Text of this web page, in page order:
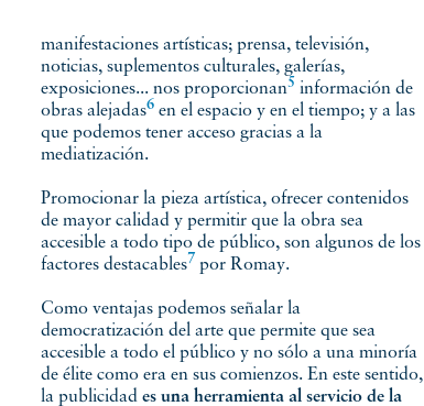
manifestaciones artísticas; prensa, televisión,
noticias, suplementos culturales, galerías,
exposiciones...nos proporcionan5 información de
obrasalejadas6 en el espacio y en el tiempo; y a las
que podemos tener acceso gracias a la
mediatización.
Promocionar la pieza artística, ofrecer contenidos
de mayor calidad y permitir que la obra sea
accesible a todo tipo de público, son algunos de los
factoresdestacables7 por Romay.
Como ventajas podemos señalar la
democratización del arte que permite que sea
accesible a todo el público y no sólo a una minoría
de élite como era en sus comienzos. En este sentido,
la publicidades una herramienta al servicio de la